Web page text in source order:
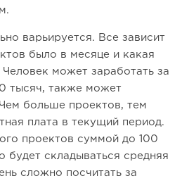
варьируется. Все зависит
было в месяце и какая
может заработать за
тысяч, также может
больше проектов, тем
плата в текущий период.
проектов суммой до 100
будет складываться средняя
сложно посчитать за